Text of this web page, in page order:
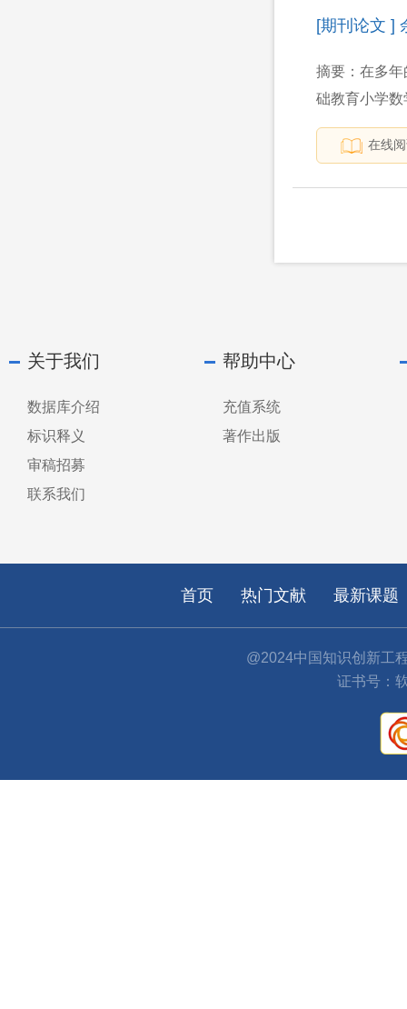
[期刊论文 ]
摘要：在多
础教育小学
在线
关于我们
数据库介绍
标识释义
审稿招募
联系我们
帮助中心
充值系统
著作出版
首页 热门文献 最新课题
@2024中国知识创新工
证书号：